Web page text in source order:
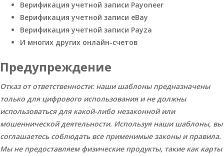
Верификация учетной записи Payoneer
Верификация учетной записи eBay
Верификация учетной записи Payza
И многих других онлайн-счетов
Предупреждение
Отказ от ответственности: наши шаблоны предназначены
только для цифрового использования и не должны
использоваться для какой-либо незаконной или
мошеннической деятельности. Используя наши шаблоны, вы
соглашаетесь соблюдать все применимые законы и правила.
Мы не предоставляем физические продукты, такие как карты